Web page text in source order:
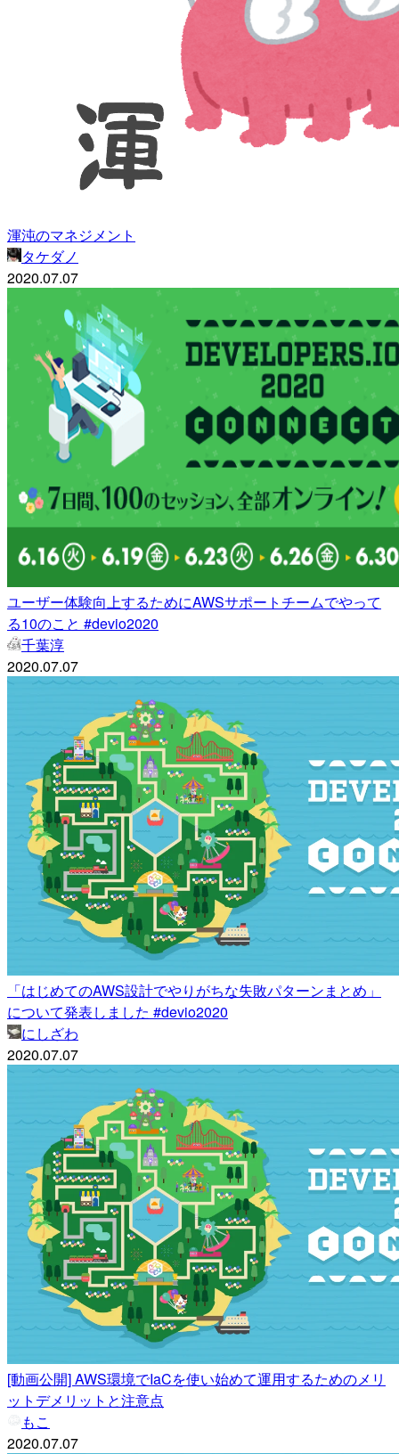
渾沌のマネジメント
タケダノ
2020.07.07
ユーザー体験向上するためにAWSサポートチームでやって
る10のこと #devio2020
千葉淳
2020.07.07
「はじめてのAWS設計でやりがちな失敗パターンまとめ」
について発表しました #devio2020
にしざわ
2020.07.07
[動画公開] AWS環境でIaCを使い始めて運用するためのメリ
ットデメリットと注意点
もこ
2020.07.07